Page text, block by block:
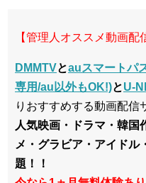
【管理人オススメ動画配
DMMTVとauスマートパ
専用/au以外もOK!)とU-
りおすすめする動画配信
人気映画・ドラマ・韓国
メ・グラビア・アイドル
題！！